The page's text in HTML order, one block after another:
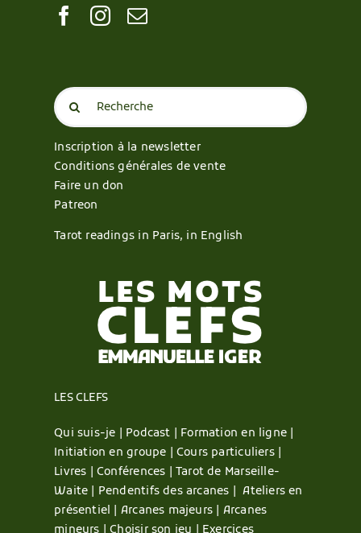
Search
for:
Inscription à la newsletter
Conditions générales de vente
Faire un don
Patreon
Tarot readings in Paris, in English
LES CLEFS
Qui suis-je | Podcast | Formation en ligne |
Initiation en groupe |Cours particuliers |
Livres |Conférences |Tarot de Marseille-
Waite | Pendentifs des arcanes |Ateliers en
présentiel | Arcanes majeurs | Arcanes